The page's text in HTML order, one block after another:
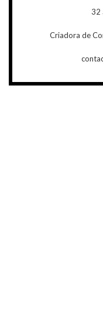
32
Criadora de